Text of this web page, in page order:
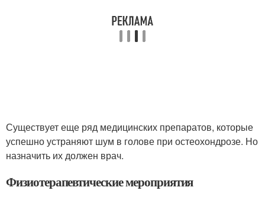
Существует еще ряд медицинских препаратов, которые
успешно устраняют шум в голове при остеохондрозе. Но
назначить их должен врач.
Физиотерапевтические мероприятия